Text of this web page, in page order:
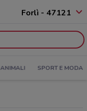
Forlì - 47121
ANIMALI SPORT E MODA